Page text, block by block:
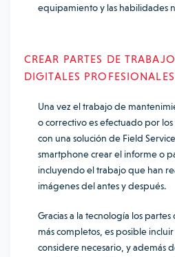
equipamiento y las habilidades
CREAR PARTES DE
DIGITALES
Una vez el trabajo de
o correctivo es efectuado por los
con una solución de Field
smartphone crear el informe o
incluyendo el trabajo que han
imágenes del antes y después.
Gracias a la tecnología los
más completos, es posible
considere necesario, y además